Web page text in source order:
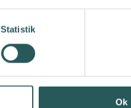
Statistik
Ok